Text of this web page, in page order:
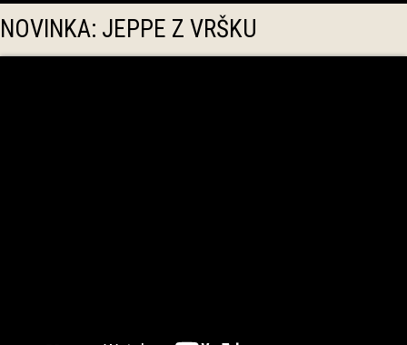
NOVINKA: JEPPE Z VRŠKU